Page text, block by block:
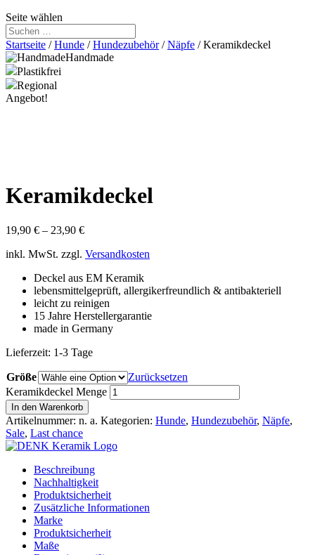
Seite wählen
Startseite /Hunde /Hundezubehör/Näpfe / Keramikdeckel
Handmade
Plastikfrei
Regional
Angebot!
Keramikdeckel
19,90 € – 23,90 €
inkl. MwSt. zzgl. Versandkosten
Deckel aus EM Keramik
lebensmittelgeprüft, allergikerfreundlich & antibakteriell
leicht zu reinigen
15 Jahre Herstellergarantie
made in Germany
Lieferzeit: 1-3 Tage
Größe
Zurücksetzen
Keramikdeckel Menge
In den Warenkorb
Artikelnummer: n. a. Kategorien: Hunde, Hundezubehör, Näpfe,
Sale, Last chance
Beschreibung
Nachhaltigkeit
Produktsicherheit
Zusätzliche Informationen
Marke
Produktsicherheit
Maße